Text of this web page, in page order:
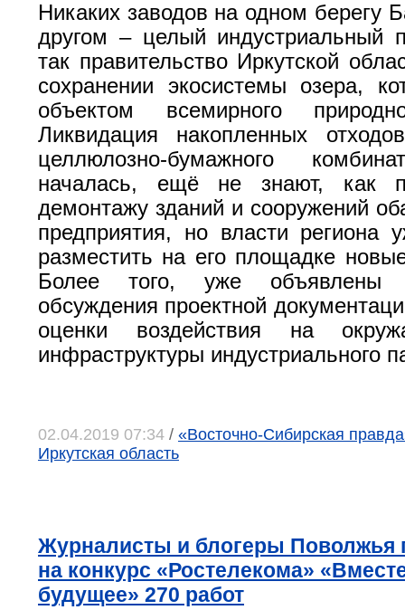
Никаких заводов на одном берегу
другом – целый индустриальный
так правительство Иркутской
сохранении экосистемы озера,
объектом всемирного
Ликвидация накопленных
целлюлозно-бумажного
началась, ещё не знают, как
демонтажу зданий и сооружений
предприятия, но власти региона
разместить на его площадке
Более того, уже объявлены
обсуждения проектной
оценки воздействия на
инфраструктуры индустриального
02.04.2019 07:34 / «Восточно-Сибирская
Иркутская область
Журналисты и блогеры Поволжья
на конкурс «Ростелекома»
будущее» 270 работ